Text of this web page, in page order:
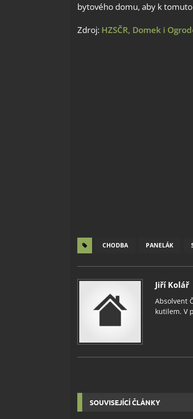
bytového domu, aby k
Zdroj: HZSČR, Domek i
CHODBA PANELÁK
Jiří Kolář
Absolvent
kutilem. V
SOUVISEJÍCÍ ČLÁNKY